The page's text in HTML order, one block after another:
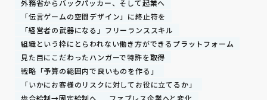
外務省からバックパッカー、そして起業へ
「伝言ゲームの空間デザイン」に終止符を
「経営者の武器になる」フリーランススキル
組織という枠にとらわれない働き方ができるプラットフォーム
見た目にこだわったハンガーで特許を取得
戦略「予算の範囲内で良いものを作る」
「いかにお客様のリスクに対してお役に立てるか」
歩合給制→固定給制へ
ファブレス企業へと変化